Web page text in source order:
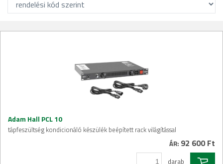
Adam Hall PCL 10
tápfeszültség kondicionáló készülék beépített rack világítással
ÁR: 92 600 Ft
darab